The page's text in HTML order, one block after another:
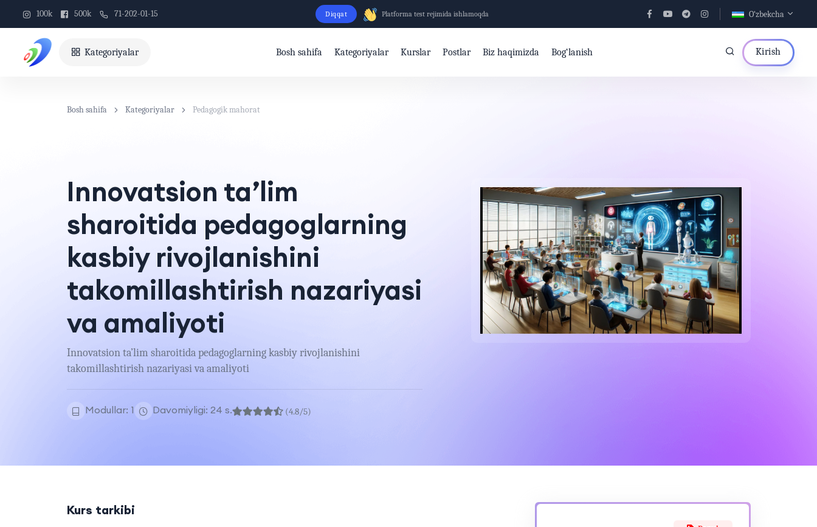
100k 500k 71-202-01-15 Diqqat Platforma test rejimida ishlamoqda O‘zbekcha
Kategoriyalar Bosh sahifa Kategoriyalar Kurslar Postlar Biz haqimizda Bog‘lanish Kirish
Bosh sahifa Kategoriyalar Pedagogik mahorat
Innovatsion ta’lim
sharoitida pedagoglarning
kasbiy rivojlanishini
takomillashtirish nazariyasi
va amaliyoti
Innovatsion ta’lim sharoitida pedagoglarning kasbiy rivojlanishini
takomillashtirish nazariyasi va amaliyoti
Modullar: 1 Davomiyligi: 24 s. (4.8/5)
Kurs tarkibi